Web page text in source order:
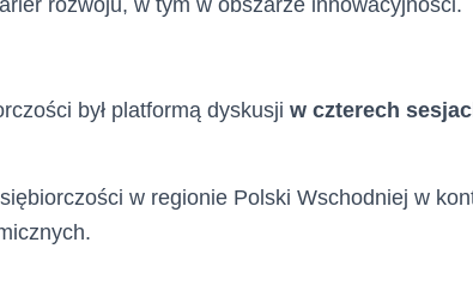
rozwoju, w tym w obszarze innowacyjności.
był platformą dyskusji w czterech
w regionie Polski Wschodniej w